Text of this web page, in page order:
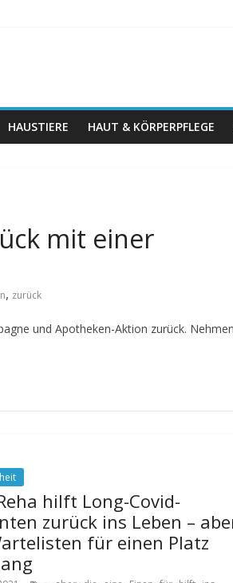
HAUSTIERE HAUT & KÖRPERPFLEGE
mit einer
, zurück
und Apotheken-Aktion zurück. Nehmen
hilft Long-Covid-
zurück ins Leben –
für einen Platz